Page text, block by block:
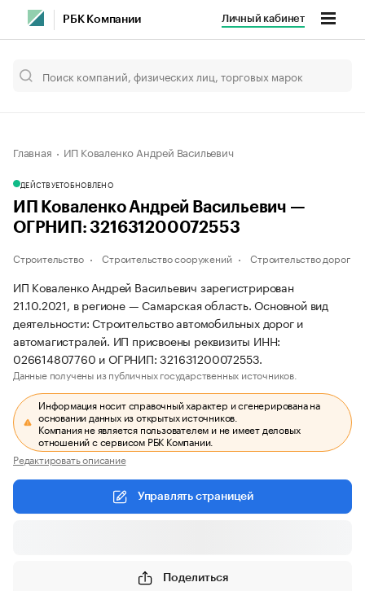
РБК Компании Личный кабинет
Главная ИП Коваленко Андрей Васильевич
ДЕЙСТВУЕТОБНОВЛЕНО
ИП Коваленко Андрей Васильевич —
ОГРНИП: 321631200072553
Строительство Строительство сооружений Строительство дорог
ИП Коваленко Андрей Васильевич зарегистрирован
21.10.2021, в регионе — Самарская область. Основной вид
деятельности: Строительство автомобильных дорог и
автомагистралей. ИП присвоены реквизиты ИНН:
026614807760 и ОГРНИП: 321631200072553.
Данные получены из публичных государственных источников.
Информация носит справочный характер и сгенерирована на
основании данных из открытых источников.
Компания не является пользователем и не имеет деловых
отношений с сервисом РБК Компании.
Редактировать описание
Управлять страницей
Поделиться